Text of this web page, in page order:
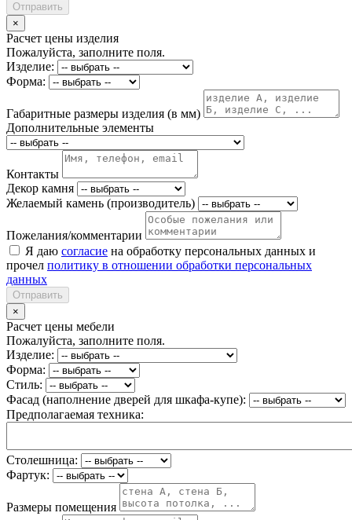
Отправить
×
Расчет цены изделия
Пожалуйста, заполните поля.
Изделие:
Форма:
Габаритные размеры изделия (в мм)
Дополнительные элементы
Контакты
Декор камня
Желаемый камень (производитель)
Пожелания/комментарии
Я даю согласие на обработку персональных данных и
прочел политику в отношении обработки персональных
данных
Отправить
×
Расчет цены мебели
Пожалуйста, заполните поля.
Изделие:
Форма:
Стиль:
Фасад (наполнение дверей для шкафа-купе):
Предполагаемая техника:
Столешница:
Фартук:
Размеры помещения